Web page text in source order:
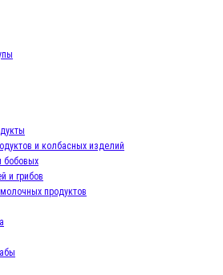
и колбасных изделий
бобовых
и грибов
продуктов